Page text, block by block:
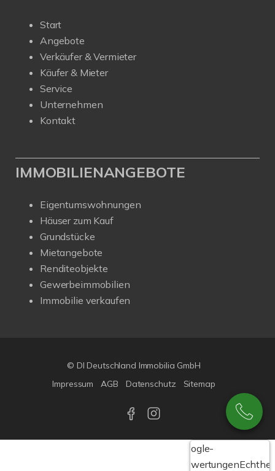
Start
Angebote
Verkäufer & Vermieter
Käufer & Mieter
Service
Unternehmen
Kontakt
IMMOBILIENANGEBOTE
Eigentumswohnungen
Häuser zum Kauf
Grundstücke
Mietangebote
Renditeobjekte
Gewerbeimmobilien
Immobilie verkaufen
© DI Deutschland Immobilia GmbH
Impressum
AGB Datenschutz Sitemap
Google-
Bewertungen